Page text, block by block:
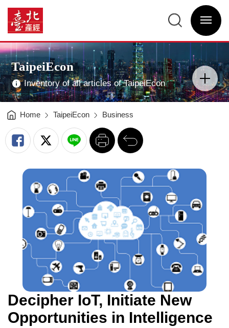
IoT,
Opportunities
Intelligence
臺
北
產
經
資
訊
網
臺
經
訊
網
網
站
主
選
單
選
單
關
Main
Visual
Advertising
TaipeiEcon
Inventory of all articles of TaipeiEcon
分
類
開
關
Home TaipeiEcon Business
列
印
回
前
一
頁
Decipher IoT, Initiate New
Opportunities in Intelligence